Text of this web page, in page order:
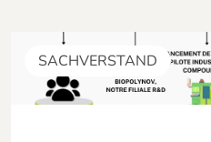
SACHVERSTAND